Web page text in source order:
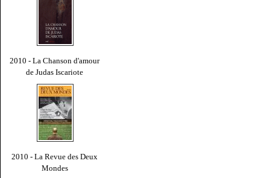
2010 - La Chanson d'amour
de Judas Iscariote
2010 - La Revue des Deux
Mondes